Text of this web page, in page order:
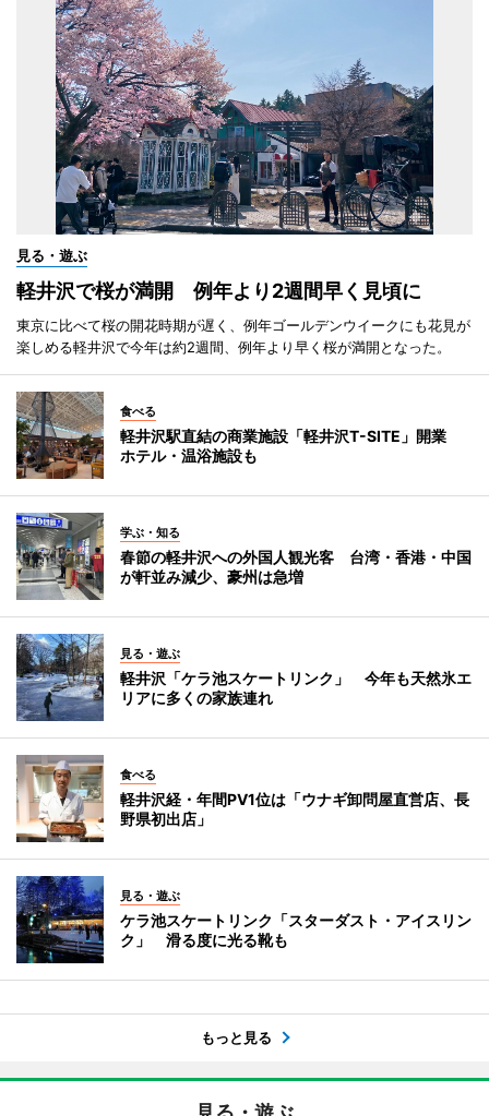
見る・遊ぶ
軽井沢で桜が満開 例年より2週間早く見頃に
東京に比べて桜の開花時期が遅く、例年ゴールデンウイークにも花見が
楽しめる軽井沢で今年は約2週間、例年より早く桜が満開となった。
食べる
軽井沢駅直結の商業施設「軽井沢T-SITE」開業
ホテル・温浴施設も
学ぶ・知る
春節の軽井沢への外国人観光客 台湾・香港・中国
が軒並み減少、豪州は急増
見る・遊ぶ
軽井沢「ケラ池スケートリンク」 今年も天然氷エ
リアに多くの家族連れ
食べる
軽井沢経・年間PV1位は「ウナギ卸問屋直営店、長
野県初出店」
見る・遊ぶ
ケラ池スケートリンク「スターダスト・アイスリン
ク」 滑る度に光る靴も
もっと見る